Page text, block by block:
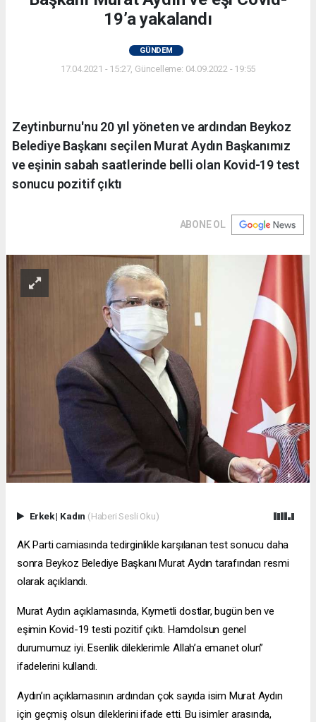
19’a yakalandı
GÜNDEM
17.04.2021 - 15:27, Güncelleme: 04.09.2022 - 19:55
Zeytinburnu'nu 20 yıl yöneten ve ardından Beykoz
Belediye Başkanı seçilen Murat Aydın Başkanımız
ve eşinin sabah saatlerinde belli olan Kovid-19 test
sonucu pozitif çıktı
ABONE OL
Erkek| Kadın (Haberi Sesli Oku)
AK Parti camiasında tedirginlikle karşılanan test sonucu daha
sonra Beykoz Belediye Başkanı Murat Aydın tarafından resmi
olarak açıklandı.
Murat Aydın açıklamasında, Kıymetli dostlar, bugün ben ve
eşimin Kovid-19 testi pozitif çıktı. Hamdolsun genel
durumumuz iyi. Esenlik dileklerimle Allah’a emanet olun”
ifadelerini kullandı.
Aydın’ın açıklamasının ardından çok sayıda isim Murat Aydın
için geçmiş olsun dileklerini ifade etti. Bu isimler arasında,